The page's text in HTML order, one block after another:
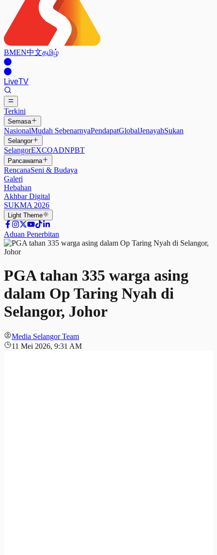
BMEN中文தமிழ்
LiveTV
Terkini
Semasa
NasionalMudah SebenarnyaPendapatGlobalJenayahSukan
Selangor
SelangorEXCOADNPBT
Pancawarna
RencanaSeni & Budaya
Galeri
Hebahan
Akhbar Digital
SUKMA 2026
Light Theme
Aduan Penerbitan
PGA tahan 335 warga asing
dalam Op Taring Nyah di
Selangor, Johor
Media Selangor Team
11 Mei 2026, 9:31 AM